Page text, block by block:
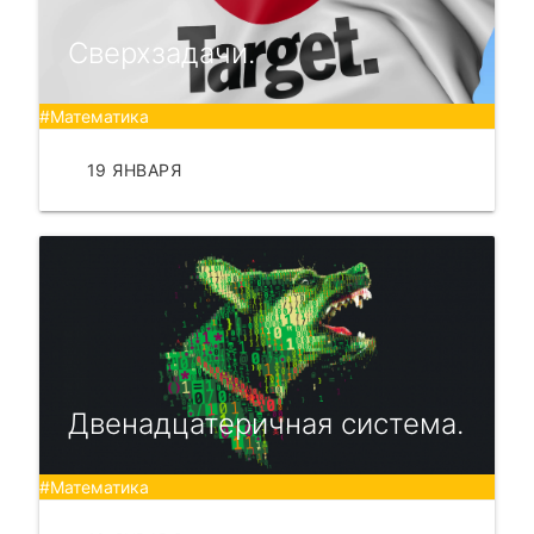
Сверхзадачи.
#Математика
19 ЯНВАРЯ
Двенадцатеричная система.
#Математика